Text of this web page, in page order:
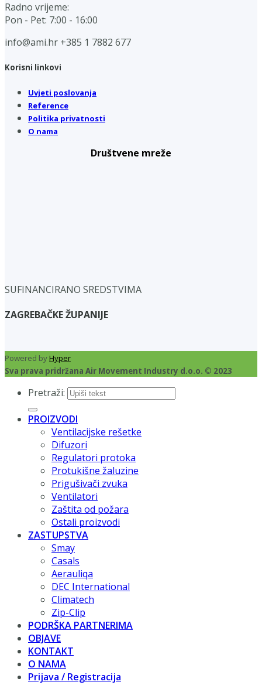
Radno vrijeme:
Pon - Pet: 7:00 - 16:00
info@ami.hr +385 1 7882 677
Korisni linkovi
Uvjeti poslovanja
Reference
Politika privatnosti
O nama
Društvene mreže
SUFINANCIRANO SREDSTVIMA
ZAGREBAČKE ŽUPANIJE
Powered byHyper
Sva prava pridržana Air Movement Industry d.o.o. © 2023
Pretraži:
PROIZVODI
Ventilacijske rešetke
Difuzori
Regulatori protoka
Protukišne žaluzine
Prigušivači zvuka
Ventilatori
Zaštita od požara
Ostali proizvodi
ZASTUPSTVA
Smay
Casals
Aerauliqa
DEC International
Climatech
Zip-Clip
PODRŠKA PARTNERIMA
OBJAVE
KONTAKT
O NAMA
Prijava / Registracija